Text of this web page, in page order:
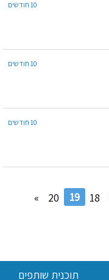
10 חודשים
10 חודשים
10 חודשים
18
19
20
»
תוכנית שותפים